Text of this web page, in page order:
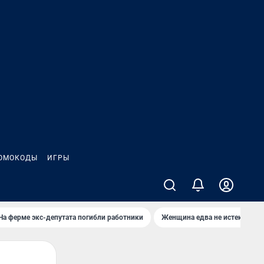
ИГРЫ
ферме экс-депутата погибли работники Женщина едва не истекла